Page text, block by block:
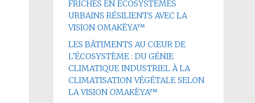
FRICHES EN ÉCOSYSTÈMES
URBAINS RÉSILIENTS AVEC LA
VISION OMAKËYA™
LES BÂTIMENTS AU CŒUR DE
L’ÉCOSYSTÈME : DU GÉNIE
CLIMATIQUE INDUSTRIEL À LA
CLIMATISATION VÉGÉTALE SELON
LA VISION OMAKËYA™